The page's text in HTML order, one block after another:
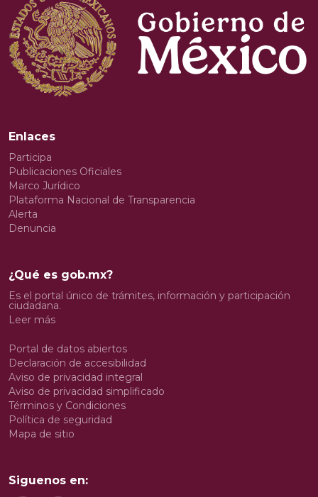
Enlaces
Participa
Publicaciones Oficiales
Marco Jurídico
Plataforma Nacional de Transparencia
Alerta
Denuncia
¿Qué es gob.mx?
Es el portal único de trámites, información y participación
ciudadana.
Leer más
Portal de datos abiertos
Declaración de accesibilidad
Aviso de privacidad integral
Aviso de privacidad simplificado
Términos y Condiciones
Política de seguridad
Mapa de sitio
Siguenos en: